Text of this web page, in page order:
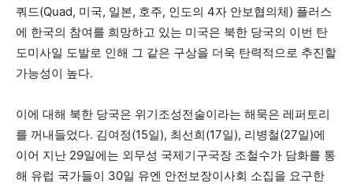
쿼드(Quad, 미국, 일본, 호주, 인도의 4자 안보협의체) 플러스
에 한국의 참여를 희망하고 있는 미국은 북한 당국의 이번 탄
도미사일 도발로 인해 그 같은 구상을 더욱 탄력적으로 추진할
가능성이 높다.
이에 대해 북한 당국은 위기조성전술이라는 해묵은 레퍼토리
를 꺼내들었다. 김여정(15일), 최선희(17일), 리병철(27일)에
이어 지난 29일에는 외무성 국제기구국장 조철수가 담화를 통
해 유럽 국가들이 30일 유엔 안전보장이사회 소집을 요구한